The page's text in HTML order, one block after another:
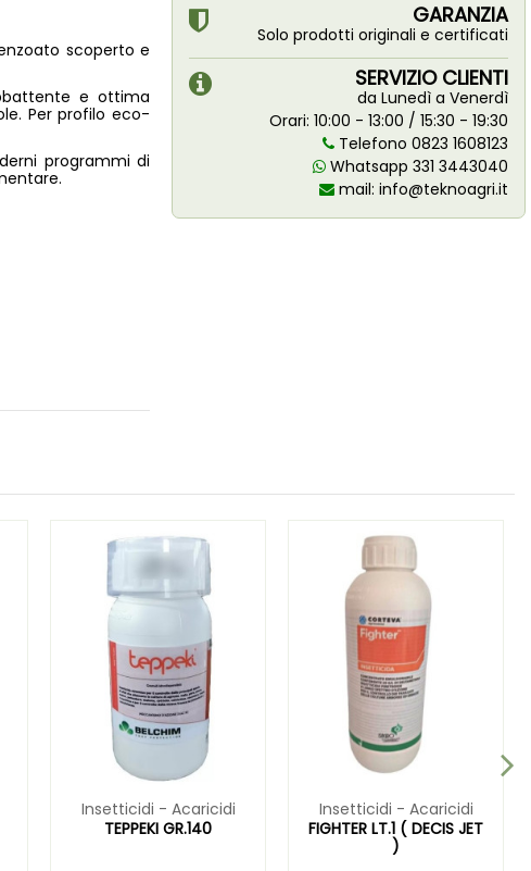
scoperto e
e ottima
Per profilo eco-
programmi di
GARANZIA
Solo prodotti originali e certificati
SERVIZIO CLIENTI
da Lunedì a Venerdì
Orari: 10:00 - 13:00 / 15:30 - 19:30
Telefono 0823 1608123
Whatsapp 331 3443040
mail: info@teknoagri.it
Insetticidi - Acaricidi
TEPPEKI GR.140
Insetticidi - Acaricidi
FIGHTER LT.1 ( DECIS JET
)